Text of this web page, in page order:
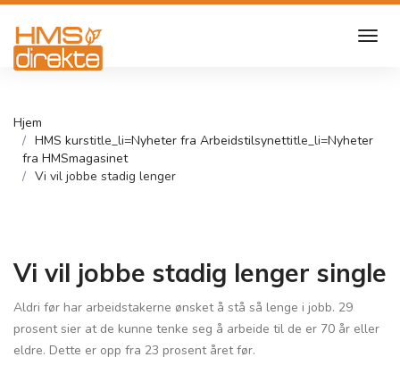
Hjem
HMS kurstitle_li=Nyheter fra Arbeidstilsynettitle_li=Nyheter
fra HMSmagasinet
Vi vil jobbe stadig lenger
Vi vil jobbe stadig lenger single
Aldri før har arbeidstakerne ønsket å stå så lenge i jobb. 29
prosent sier at de kunne tenke seg å arbeide til de er 70 år eller
eldre. Dette er opp fra 23 prosent året før.